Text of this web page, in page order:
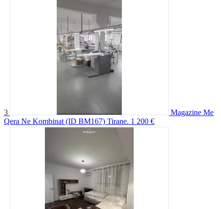
3
Magazine Me
Qera Ne Kombinat (ID BM167) Tirane. 1 200 €